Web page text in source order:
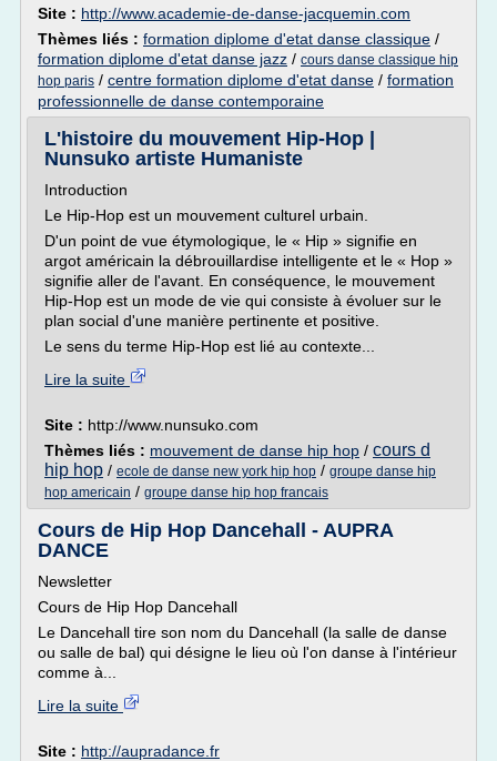
Site : http://www.academie-de-danse-jacquemin.com
Thèmes liés : formation diplome d'etat danse classique /
formation diplome d'etat danse jazz / cours danse classique hip
hop paris / centre formation diplome d'etat danse / formation
professionnelle de danse contemporaine
L'histoire du mouvement Hip-Hop |
Nunsuko artiste Humaniste
Introduction
Le Hip-Hop est un mouvement culturel urbain.
D'un point de vue étymologique, le « Hip » signifie en
argot américain la débrouillardise intelligente et le « Hop »
signifie aller de l'avant. En conséquence, le mouvement
Hip-Hop est un mode de vie qui consiste à évoluer sur le
plan social d'une manière pertinente et positive.
Le sens du terme Hip-Hop est lié au contexte...
Lire la suite
Site : http://www.nunsuko.com
Thèmes liés : mouvement de danse hip hop / cours d
hip hop / ecole de danse new york hip hop / groupe danse hip
hop americain / groupe danse hip hop francais
Cours de Hip Hop Dancehall - AUPRA
DANCE
Newsletter
Cours de Hip Hop Dancehall
Le Dancehall tire son nom du Dancehall (la salle de danse
ou salle de bal) qui désigne le lieu où l'on danse à l'intérieur
comme à...
Lire la suite
Site : http://aupradance.fr